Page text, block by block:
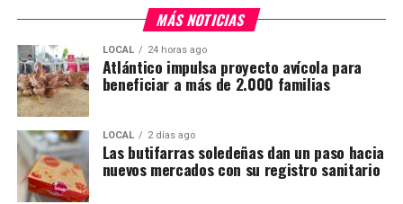
MÁS NOTICIAS
LOCAL 24 horas ago
Atlántico impulsa proyecto avícola para
beneficiar a más de 2.000 familias
LOCAL 2 días ago
Las butifarras soledeñas dan un paso hacia
nuevos mercados con su registro sanitario